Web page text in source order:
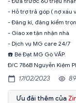
- Hỗ trợ trả góp ( nợ xấu
- Đăng kí, đăng kiểm
- Giao xe tận nhận nhà
- Dịch vụ MG care 24/7
☎️ Bé Đạt MG Gò VẤP.
Đ/C 786B Nguyễn Kiệm
17/02/2023
Ưu đãi thêm của